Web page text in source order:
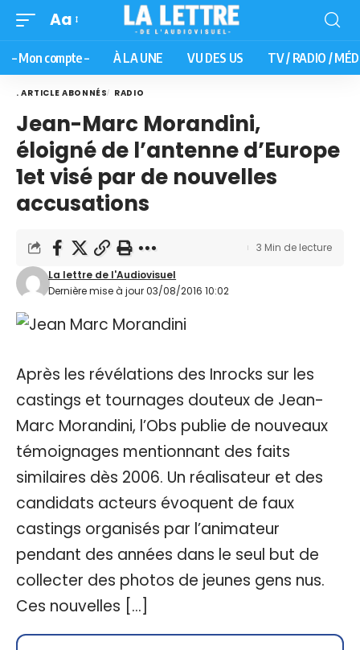
Aa
– Mon compte – À LA UNE VU DES US TV / RADIO /
. ARTICLE ABONNÉS RADIO
Jean-Marc Morandini,
éloigné de l’antenne d’Europe
1et visé par de nouvelles
accusations
Dernière mise à jour 03/08/2016 10:02
La lettre de l'Audiovisuel
3 Min de lecture
Après les révélations des Inrocks sur les
castings et tournages douteux de Jean-
Marc Morandini, l’Obs publie de nouveaux
témoignages mentionnant des faits
similaires dès 2006. Un réalisateur et des
candidats acteurs évoquent de faux
castings organisés par l’animateur
pendant des années dans le seul but de
collecter des photos de jeunes gens nus.
Ces nouvelles […]